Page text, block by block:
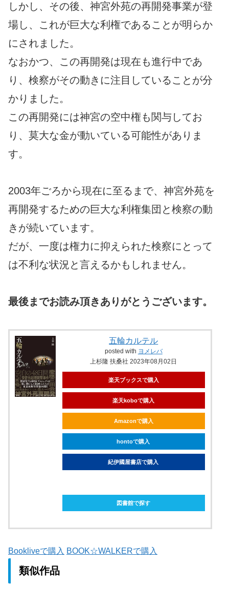
しかし、その後、神宮外苑の再開発事業が登
場し、これが巨大な利権であることが明らか
にされました。
なおかつ、この再開発は現在も進行中であ
り、検察がその動きに注目していることが分
かりました。
この再開発には神宮の空中権も関与してお
り、莫大な金が動いている可能性がありま
す。
2003年ごろから現在に至るまで、神宮外苑を
再開発するための巨大な利権集団と検察の動
きが続いています。
だが、一度は権力に抑えられた検察にとって
は不利な状況と言えるかもしれません。
最後までお読み頂きありがとうございます。
五輪カルテル
posted with ヨメレバ
上杉隆 扶桑社 2023年08月02日
楽天ブックスで購入
楽天koboで購入
Amazonで購入
hontoで購入
紀伊國屋書店で購入
図書館で探す
Bookliveで購入 BOOK☆WALKERで購入
類似作品